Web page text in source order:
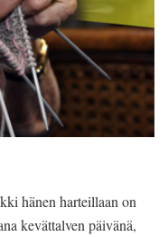
hänen harteillaan on
kevättalven päivänä,